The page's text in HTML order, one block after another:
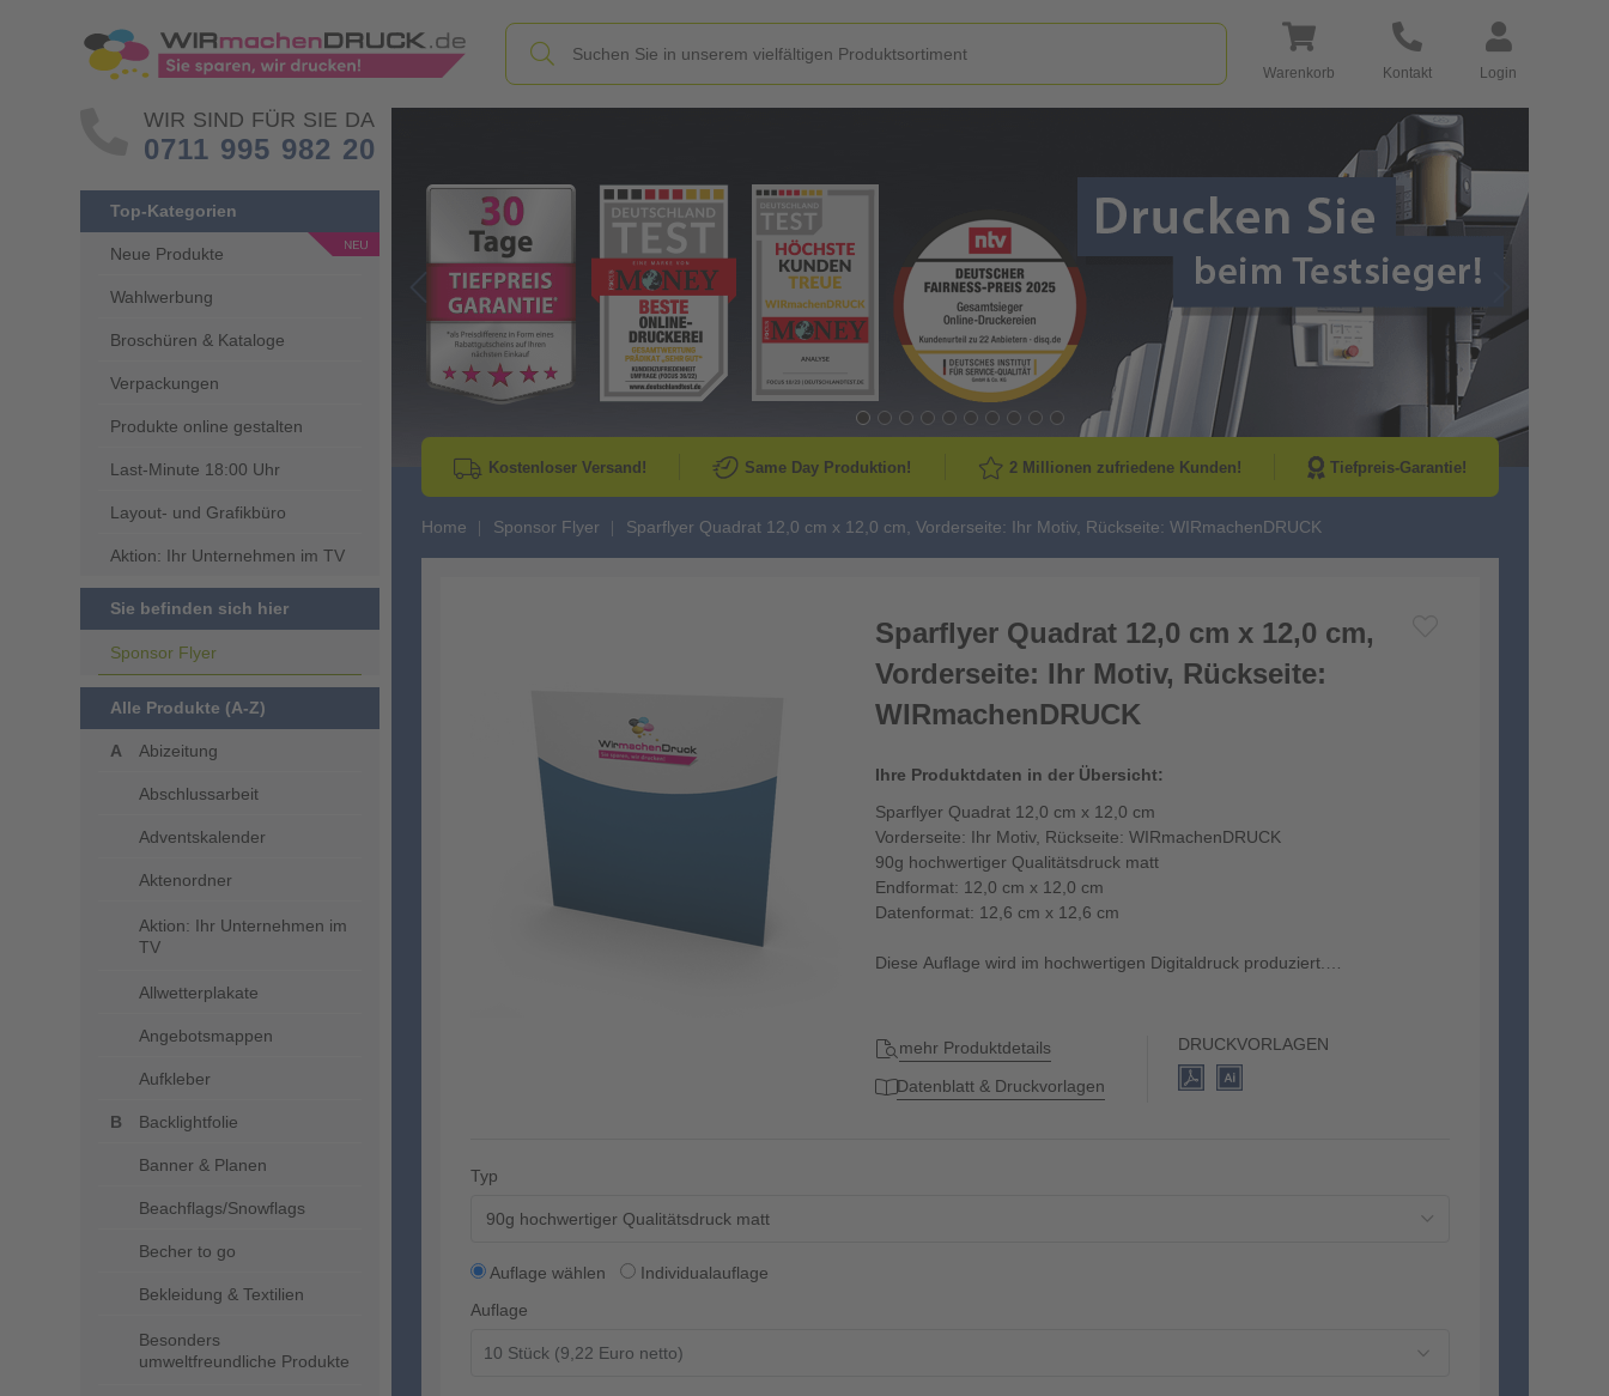
Warenkorb Kontakt Login
WIR SIND FÜR SIE DA
0711 995 982 20
Top-Kategorien
Neue Produkte
Wahlwerbung
Broschüren & Kataloge
Verpackungen
Produkte online gestalten
Last-Minute 18:00 Uhr
Layout- und Grafikbüro
Aktion: Ihr Unternehmen im TV
Sie befinden sich hier
Sponsor Flyer
Alle Produkte (A-Z)
Abizeitung
Abschlussarbeit
Adventskalender
Aktenordner
Aktion: Ihr Unternehmen im
TV
Allwetterplakate
Angebotsmappen
Aufkleber
Backlightfolie
Banner & Planen
Beachflags/Snowflags
Becher to go
Bekleidung & Textilien
Besonders
umweltfreundliche Produkte
Go to Previous Slide
Kostenloser Versand! Same Day Produktion! 2 Millionen zufriedene Kunden! Tiefpreis-Garantie!
Home Sponsor Flyer Sparflyer Quadrat 12,0 cm x 12,0 cm, Vorderseite: Ihr Motiv, Rückseite: WIRmachenDRUCK
Sparflyer Quadrat 12,0 cm x 12,0 cm,
Vorderseite: Ihr Motiv, Rückseite:
WIRmachenDRUCK
Ihre Produktdaten in der Übersicht:
Sparflyer Quadrat 12,0 cm x 12,0 cm
Vorderseite: Ihr Motiv, Rückseite: WIRmachenDRUCK
90g hochwertiger Qualitätsdruck matt
Endformat: 12,0 cm x 12,0 cm
Datenformat: 12,6 cm x 12,6 cm
Diese Auflage wird im hochwertigen Digitaldruck produziert.
mehr Produktdetails
Datenblatt & Druckvorlagen
DRUCKVORLAGEN
Typ
90g hochwertiger Qualitätsdruck matt
Auflage wählen
Individualauflage
Auflage